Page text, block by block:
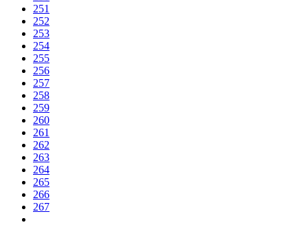
251
252
253
254
255
256
257
258
259
260
261
262
263
264
265
266
267